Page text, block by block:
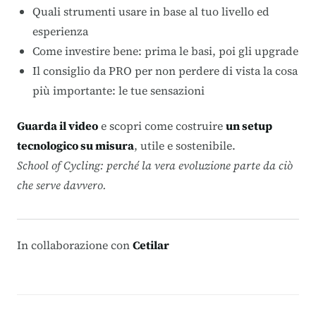
Quali strumenti usare in base al tuo livello ed
esperienza
Come investire bene: prima le basi, poi gli upgrade
Il consiglio da PRO per non perdere di vista la cosa
più importante: le tue sensazioni
Guarda il videoe scopri come costruireun setup
tecnologico su misura, utile e sostenibile.
School of Cycling: perché la vera evoluzione parte da ciò
che serve davvero.
In collaborazione conCetilar